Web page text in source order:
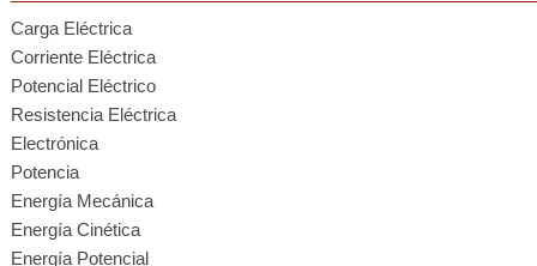
Carga Eléctrica
Corriente Eléctrica
Potencial Eléctrico
Resistencia Eléctrica
Electrónica
Potencia
Energía Mecánica
Energía Cinética
Energía Potencial